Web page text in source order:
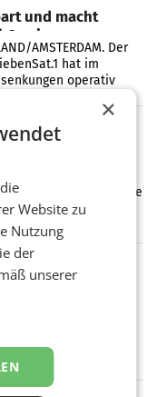
und macht
AMSTERDAM. Der
hat im
operativ
ARA und
POS über
hinweg rücken die
AG (ARA) und der
die Initiative
österreichischen
zwei Filialen in
Rahmen einer
in Nieder- und
Standorte liegen
×
Website zu
Nutzung
der
unserer